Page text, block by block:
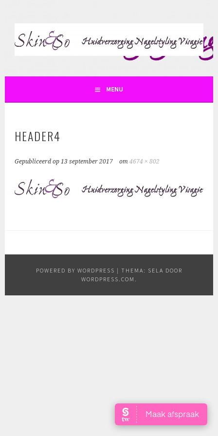
SKIN AND SOMENU
HEADER4
Gepubliceerd op 13 september 2017 om4674 × 802
POWERED BY WORDPRESS | THEMA: SELA DOOR
WORDPRESS.COM .